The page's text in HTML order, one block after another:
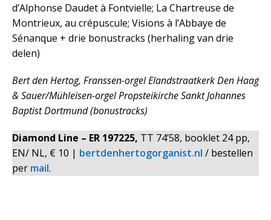
d’Alphonse Daudet à Fontvielle; La Chartreuse de
Montrieux, au crépuscule; Visions à l’Abbaye de
Sénanque + drie bonustracks (herhaling van drie
delen)
Bert den Hertog, Franssen-orgel Elandstraatkerk Den Haag
& Sauer/Mühleisen-orgel Propsteikirche Sankt Johannes
Baptist Dortmund (bonustracks)
Diamond Line – ER 197225, TT 74’58, booklet 24 pp,
EN/ NL, € 10 | bertdenhertogorganist.nl / bestellen
per mail.